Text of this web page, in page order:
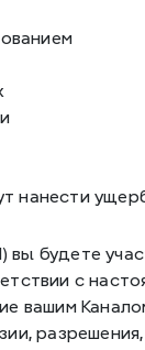
нанести
вы будете
с
вашим